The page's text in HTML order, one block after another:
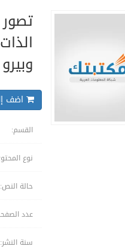
وبيرو
اضف
القسم:
نوع
حالة النص:
عدد
سنة النشر: